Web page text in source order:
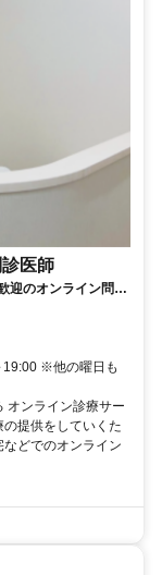
医師
迎のオンライン問診
19:00 ※他の曜日も
オンライン診療サー
提供をしていくた
どでのオンライン